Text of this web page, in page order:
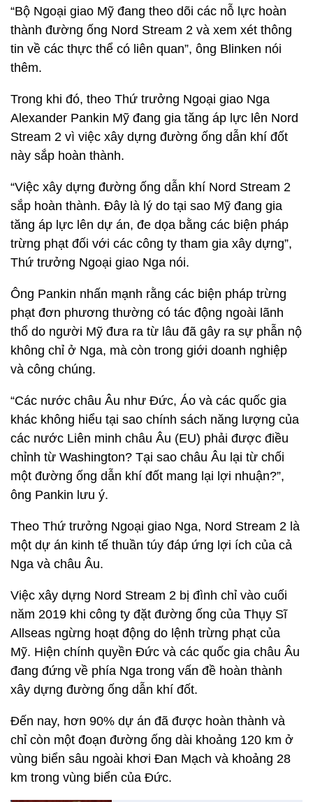
“Bộ Ngoại giao Mỹ đang theo dõi các nỗ lực hoàn
thành đường ống Nord Stream 2 và xem xét thông
tin về các thực thể có liên quan”, ông Blinken nói
thêm.
Trong khi đó, theo Thứ trưởng Ngoại giao Nga
Alexander Pankin Mỹ đang gia tăng áp lực lên Nord
Stream 2 vì việc xây dựng đường ống dẫn khí đốt
này sắp hoàn thành.
“Việc xây dựng đường ống dẫn khí Nord Stream 2
sắp hoàn thành. Đây là lý do tại sao Mỹ đang gia
tăng áp lực lên dự án, đe dọa bằng các biện pháp
trừng phạt đối với các công ty tham gia xây dựng”,
Thứ trưởng Ngoại giao Nga nói.
Ông Pankin nhấn mạnh rằng các biện pháp trừng
phạt đơn phương thường có tác động ngoài lãnh
thổ do người Mỹ đưa ra từ lâu đã gây ra sự phẫn nộ
không chỉ ở Nga, mà còn trong giới doanh nghiệp
và công chúng.
“Các nước châu Âu như Đức, Áo và các quốc gia
khác không hiểu tại sao chính sách năng lượng của
các nước Liên minh châu Âu (EU) phải được điều
chỉnh từ Washington? Tại sao châu Âu lại từ chối
một đường ống dẫn khí đốt mang lại lợi nhuận?”,
ông Pankin lưu ý.
Theo Thứ trưởng Ngoại giao Nga, Nord Stream 2 là
một dự án kinh tế thuần túy đáp ứng lợi ích của cả
Nga và châu Âu.
Việc xây dựng Nord Stream 2 bị đình chỉ vào cuối
năm 2019 khi công ty đặt đường ống của Thụy Sĩ
Allseas ngừng hoạt động do lệnh trừng phạt của
Mỹ. Hiện chính quyền Đức và các quốc gia châu Âu
đang đứng về phía Nga trong vấn đề hoàn thành
xây dựng đường ống dẫn khí đốt.
Đến nay, hơn 90% dự án đã được hoàn thành và
chỉ còn một đoạn đường ống dài khoảng 120 km ở
vùng biển sâu ngoài khơi Đan Mạch và khoảng 28
km trong vùng biển của Đức.